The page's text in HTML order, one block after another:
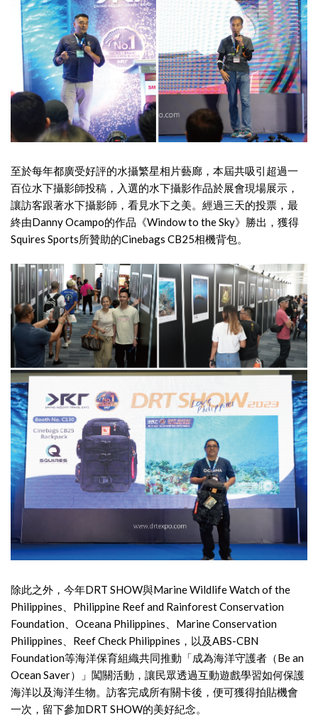
至於每年都廣受好評的水攝繁星相片藝廊，本屆共吸引超過一
百位水下攝影師投稿，入選的水下攝影作品於展會現場展示，
讓訪客跟著水下攝影師，看見水下之美。經過三天的投票，最
終由Danny Ocampo的作品《Window to the Sky》勝出，獲得
Squires Sports所贊助的Cinebags CB25相機背包。
除此之外，今年DRT SHOW與Marine Wildlife Watch of the
Philippines、Philippine Reef and Rainforest Conservation
Foundation、Oceana Philippines、Marine Conservation
Philippines、Reef Check Philippines，以及ABS-CBN
Foundation等海洋保育組織共同推動「成為海洋守護者（Be an
Ocean Saver）」闖關活動，讓民眾透過互動遊戲學習如何保護
海洋以及海洋生物。訪客完成所有關卡後，便可獲得拍貼機會
一次，留下參加DRT SHOW的美好紀念。